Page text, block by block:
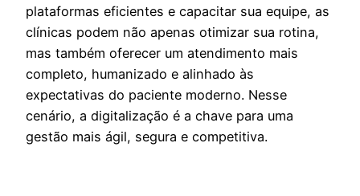
plataformas eficientes e capacitar sua equipe, as
clínicas podem não apenas otimizar sua rotina,
mas também oferecer um atendimento mais
completo, humanizado e alinhado às
expectativas do paciente moderno. Nesse
cenário, a digitalização é a chave para uma
gestão mais ágil, segura e competitiva.